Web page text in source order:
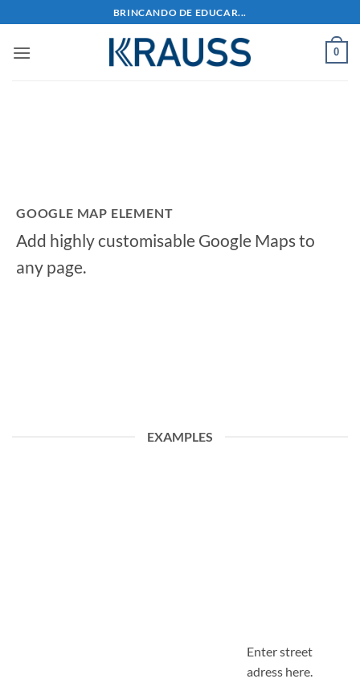
to
content
BRINCANDO DE EDUCAR...
0
GOOGLE MAP ELEMENT
Add highly customisable Google Maps to
any page.
EXAMPLES
Enter street
adress here.